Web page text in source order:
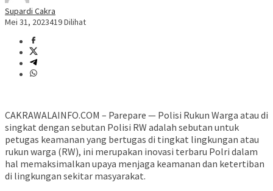
Supardi Cakra
Mei 31, 2023419 Dilihat
CAKRAWALAINFO.COM – Parepare — Polisi Rukun Warga atau di
singkat dengan sebutan Polisi RW adalah sebutan untuk
petugas keamanan yang bertugas di tingkat lingkungan atau
rukun warga (RW), ini merupakan inovasi terbaru Polri dalam
hal memaksimalkan upaya menjaga keamanan dan ketertiban
di lingkungan sekitar masyarakat.